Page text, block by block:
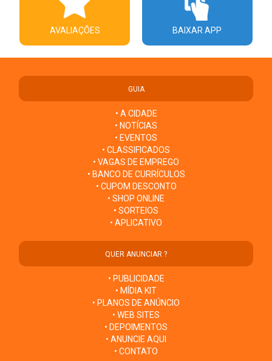
AVALIAÇÕES BAIXAR APP
GUIA
• A CIDADE
• NOTÍCIAS
• EVENTOS
• CLASSIFICADOS
• VAGAS DE EMPREGO
• BANCO DE CURRÍCULOS
• CUPOM DESCONTO
• SHOP ONLINE
• SORTEIOS
• APLICATIVO
QUER ANUNCIAR ?
• PUBLICIDADE
• MÍDIA KIT
• PLANOS DE ANÚNCIO
• WEB SITES
• DEPOIMENTOS
• ANUNCIE AQUI
• CONTATO